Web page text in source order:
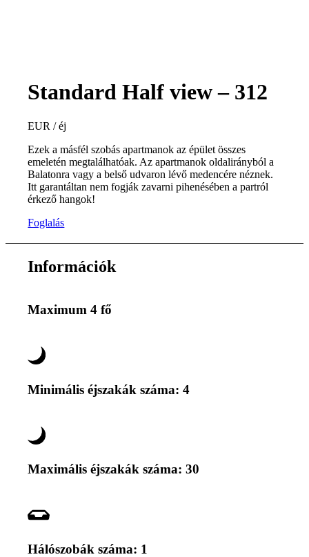
Standard Half view – 312
EUR / éj
Ezek a másfél szobás apartmanok az épület összes
emeletén megtalálhatóak. Az apartmanok oldalirányból a
Balatonra vagy a belső udvaron lévő medencére néznek.
Itt garantáltan nem fogják zavarni pihenésében a partról
érkező hangok!
Foglalás
Információk
Maximum 4 fő
Minimális éjszakák száma: 4
Maximális éjszakák száma: 30
Hálószobák száma: 1